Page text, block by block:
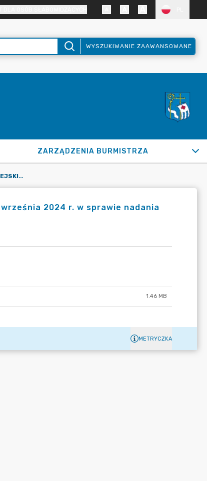
WYSZUKIWANIE ZAAWANSOWANE
ZARZĄDZENIA BURMISTRZA
UCHWAŁA NR VII/55/2024 RADY MIEJSKIEJ W PUŁTUSKU Z DNIA 21 WRZEŚNIA 2024 R. W SPRAWIE NADANIA MEDALU "ZA ZASŁUGI DLA MIASTA PUŁTUSK"
2024 r. w sprawie nadania
1.46 MB
METRYCZKA